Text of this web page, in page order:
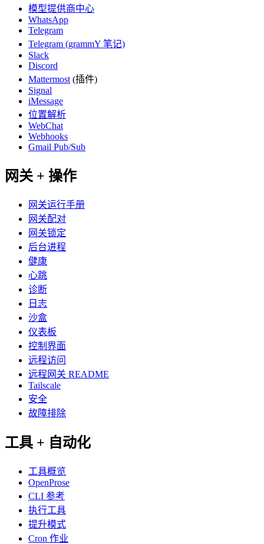
模型提供商中心
WhatsApp
Telegram
Telegram (grammY 笔记)
Slack
Discord
Mattermost (插件)
Signal
iMessage
位置解析
WebChat
Webhooks
Gmail Pub/Sub
网关 + 操作
网关运行手册
网关配对
网关锁定
后台进程
健康
心跳
诊断
日志
沙盒
仪表板
控制界面
远程访问
远程网关 README
Tailscale
安全
故障排除
工具 + 自动化
工具概览
OpenProse
CLI 参考
执行工具
提升模式
Cron 作业